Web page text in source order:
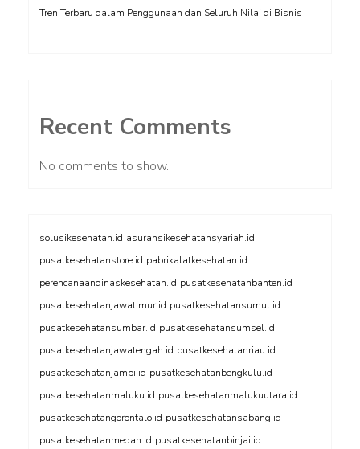
Tren Terbaru dalam Penggunaan dan Seluruh Nilai di Bisnis
Recent Comments
No comments to show.
solusikesehatan.id asuransikesehatansyariah.id
pusatkesehatanstore.id pabrikalatkesehatan.id
perencanaandinaskesehatan.id pusatkesehatanbanten.id
pusatkesehatanjawatimur.id pusatkesehatansumut.id
pusatkesehatansumbar.id pusatkesehatansumsel.id
pusatkesehatanjawatengah.id pusatkesehatanriau.id
pusatkesehatanjambi.id pusatkesehatanbengkulu.id
pusatkesehatanmaluku.id pusatkesehatanmalukuutara.id
pusatkesehatangorontalo.id pusatkesehatansabang.id
pusatkesehatanmedan.id pusatkesehatanbinjai.id